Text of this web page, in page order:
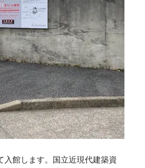
入館します。国立近現代建築資